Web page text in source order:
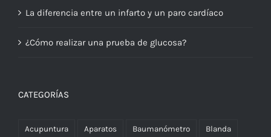
La diferencia entre un infarto y un paro cardíaco
¿Cómo realizar una prueba de glucosa?
CATEGORÍAS
Acupuntura Aparatos Baumanómetro Blanda